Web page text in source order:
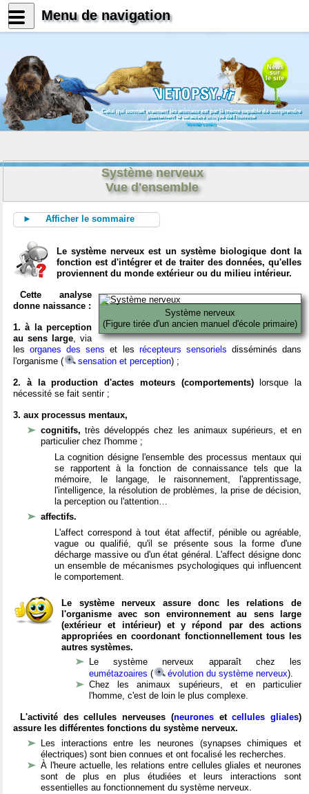
News
sur
le site
Celui qui connait vraiment les animaux est par là même capable de comprendre
pleinement le caractère unique de l'homme
Konrad Lorenz
Système nerveux
Vue d'ensemble
► Afficher le sommaire
Le système nerveux est un système biologique dont la
fonction est d'intégrer et de traiter des données, qu'elles
proviennent du monde extérieur ou du milieu intérieur.
Système nerveux
(Figure tirée d'un ancien manuel d'école primaire)
Cette analyse
donne naissance :
1. à la perception
au sens large, via
lesorganes des sens et les récepteurs sensoriels disséminés dans
l'organisme (
sensation et perception) ;
2. à la production d'actes moteurs (comportements)lorsque la
nécessité se fait sentir ;
3. aux processus mentaux,
cognitifs,très développés chez les animaux supérieurs, et en
particulier chez l'homme ;
La cognition désigne l'ensemble des processus mentaux qui
se rapportent à la fonction de connaissance tels que la
mémoire, le langage, le raisonnement, l'apprentissage,
l'intelligence, la résolution de problèmes, la prise de décision,
la perception ou l'attention…
affectifs.
L'affect correspond à tout état affectif, pénible ou agréable,
vague ou qualifié, qu'il se présente sous la forme d'une
décharge massive ou d'un état général. L'affect désigne donc
un ensemble de mécanismes psychologiques qui influencent
le comportement.
Le système nerveux assure donc les relations de
l'organisme avec son environnement au sens large
(extérieur et intérieur) et y répond par des actions
appropriées en coordonant fonctionnellement tous les
autres systèmes.
Le système nerveux apparaît chez les
eumétazoaires ( évolution du système nerveux).
Chez les animaux supérieurs, et en particulier
l'homme, c'est de loin le plus complexe.
L'activité des cellules nerveuses (neuronesetcellules gliales)
assure les différentes fonctions du système nerveux.
Les interactions entre les neurones (synapses chimiques et
électriques) sont bien connues et ont focalisé les recherches.
À l'heure actuelle, les relations entre cellules gliales et neurones
sont de plus en plus étudiées et leurs interactions sont
essentielles au fonctionnement du système nerveux.
Menu de navigation